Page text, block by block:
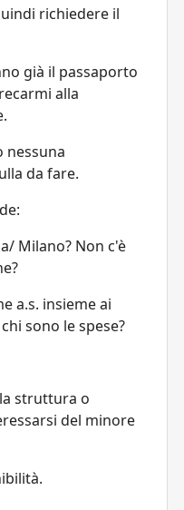
richiedere il
già il passaporto
alla
nessuna
da fare.
Milano? Non c'è
a.s. insieme ai
sono le spese?
struttura o
del minore